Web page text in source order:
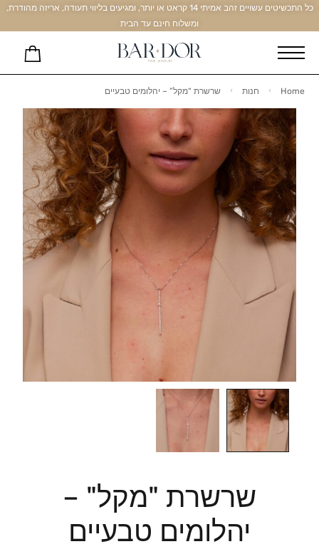
כל התכשיטים עשויים זהב אמיתי 14 קראט או יותר, ומגיעים בליווי תעודה, אריזה מהודרת,
ומשלוח חינם עד הבית
Home חנות שרשרת “מקל” – יהלומים טבעיים
שרשרת "מקל" –
יהלומים טבעיים